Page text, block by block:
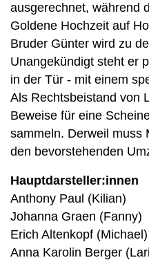
ausgerechnet, während
Goldene Hochzeit auf
Bruder Günter wird zu
Unangekündigt steht er
in der Tür - mit einem
Als Rechtsbeistand von
Beweise für eine
sammeln. Derweil muss
den bevorstehenden
Hauptdarsteller:innen
Anthony Paul (Kilian)
Johanna Graen (Fanny)
Erich Altenkopf (Michael)
Anna Karolin Berger